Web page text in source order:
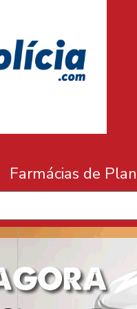
Farmácias de